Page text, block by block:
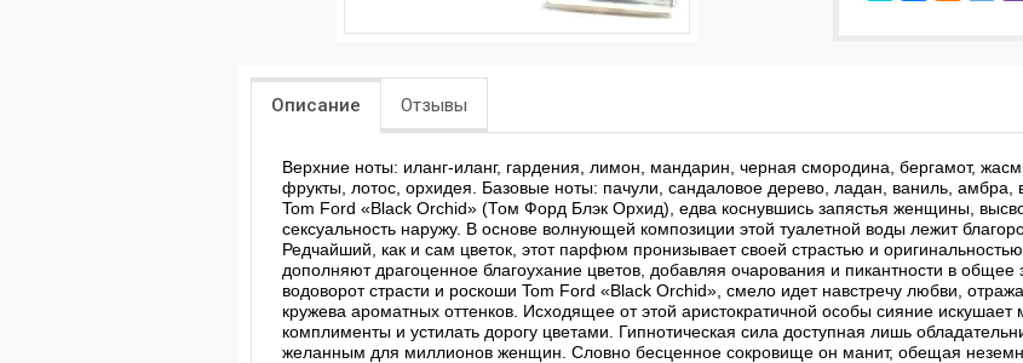
Описание Отзывы
Верхние ноты: иланг-иланг, гардения, лимон, мандарин, черная смородина, бергамот,
фрукты, лотос, орхидея. Базовые ноты: пачули, сандаловое дерево, ладан, ваниль,
Tom Ford «Black Orchid» (Том Форд Блэк Орхид), едва коснувшись запястья женщины,
сексуальность наружу. В основе волнующей композиции этой туалетной воды лежит
Редчайший, как и сам цветок, этот парфюм пронизывает своей страстью и
дополняют драгоценное благоухание цветов, добавляя очарования и пикантности в
водоворот страсти и роскоши Tom Ford «Black Orchid», смело идет навстречу любви,
кружева ароматных оттенков. Исходящее от этой аристократичной особы сияние искушает
комплименты и устилать дорогу цветами. Гипнотическая сила доступная лишь
желанным для миллионов женщин. Словно бесценное сокровище он манит, обещая